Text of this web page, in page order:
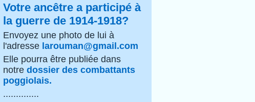
Votre ancêtre a participé à
la guerre de 1914-1918?
Envoyez une photo de lui à
l'adresse larouman@gmail.com
Elle pourra être publiée dans
notre dossier des combattants
poggiolais.
..............